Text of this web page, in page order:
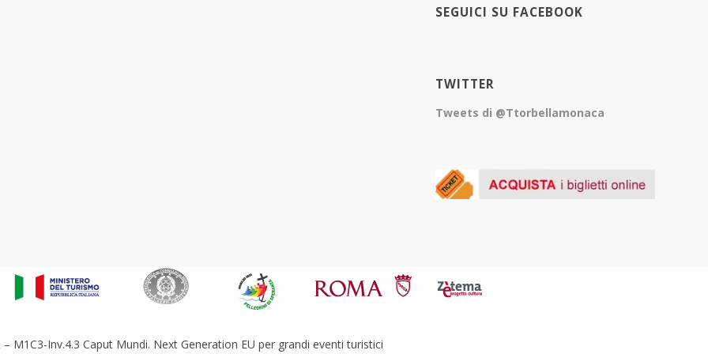
SEGUICI SU FACEBOOK
TWITTER
Tweets di @Ttorbellamonaca
– M1C3-Inv.4.3 Caput Mundi. Next Generation EU per grandi eventi turistici